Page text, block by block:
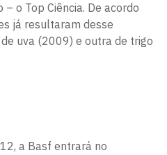
o Top Ciência. De acordo
já resultaram desse
uva (2009) e outra de trigo
a Basf entrará no